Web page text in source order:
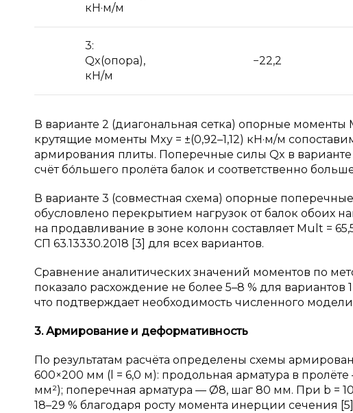
кН·м/м
3:
Qx(опора),
кН/м
−22,2
В варианте 2 (диагональная сетка) опорные моменты
крутящие моменты Mxy = ±(0,92–1,12) кН·м/м
армирования плиты. Поперечные силы Qx в варианте
счёт бо́льшего пролёта балок и соответственно
В варианте 3 (совместная схема) опорные
обусловлено перекрытием нагрузок от балок обоих
на продавливание в зоне колонн составляет Mult =
СП 63.13330.2018 [3] для всех вариантов.
Сравнение аналитических значений моментов по
показало расхождение не более 5–8 % для вариантов
что подтверждает необходимость численного
3. Армирование и деформативность
По результатам расчёта определены схемы
600×200 мм (l = 6,0 м): продольная арматура в
мм²); поперечная арматура — Ø8, шаг 80 мм. При b =
18–29 % благодаря росту момента инерции сечения